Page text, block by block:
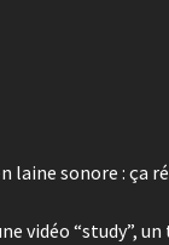
laine sonore : ça
vidéo “study”,